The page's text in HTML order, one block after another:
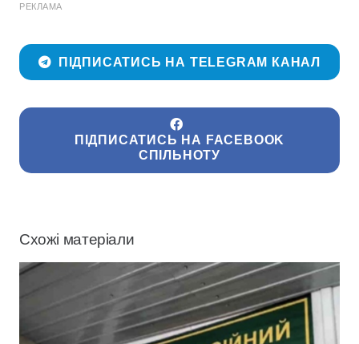
РЕКЛАМА
ПІДПИСАТИСЬ НА TELEGRAM КАНАЛ
ПІДПИСАТИСЬ НА FACEBOOK
СПІЛЬНОТУ
Схожі матеріали